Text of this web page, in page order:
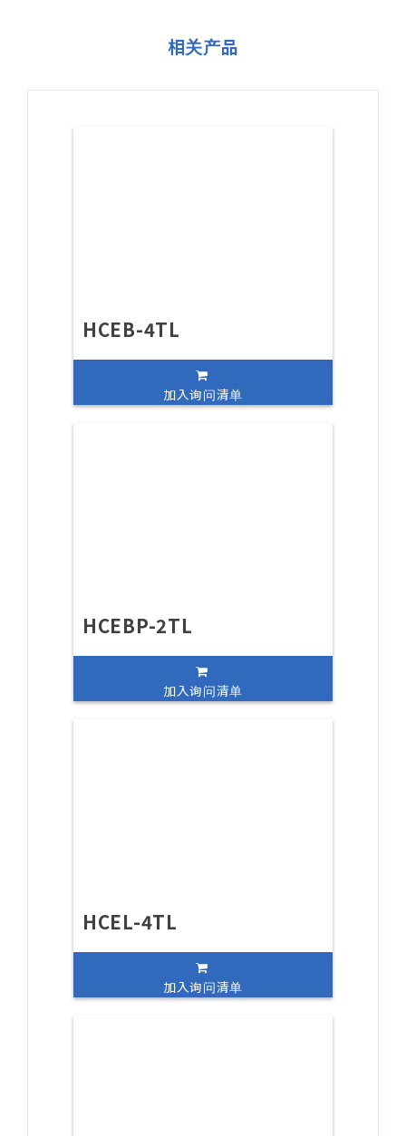
相关产品
HCEB-4TL
加入询问清单
HCEBP-2TL
加入询问清单
HCEL-4TL
加入询问清单